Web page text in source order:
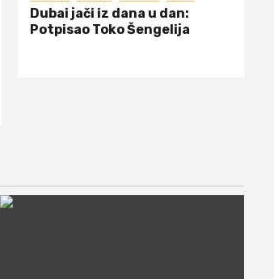
Dubai jači iz dana u dan:
Potpisao Toko Šengelija